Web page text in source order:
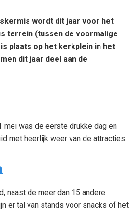
wordt dit jaar voor het
terrein (tussen de voormalige
plaats op het kerkplein in het
dit jaar deel aan de
mei was de eerste drukke dag en
met heerlijk weer van de attracties.
naast de meer dan 15 andere
er tal van stands voor snacks of het